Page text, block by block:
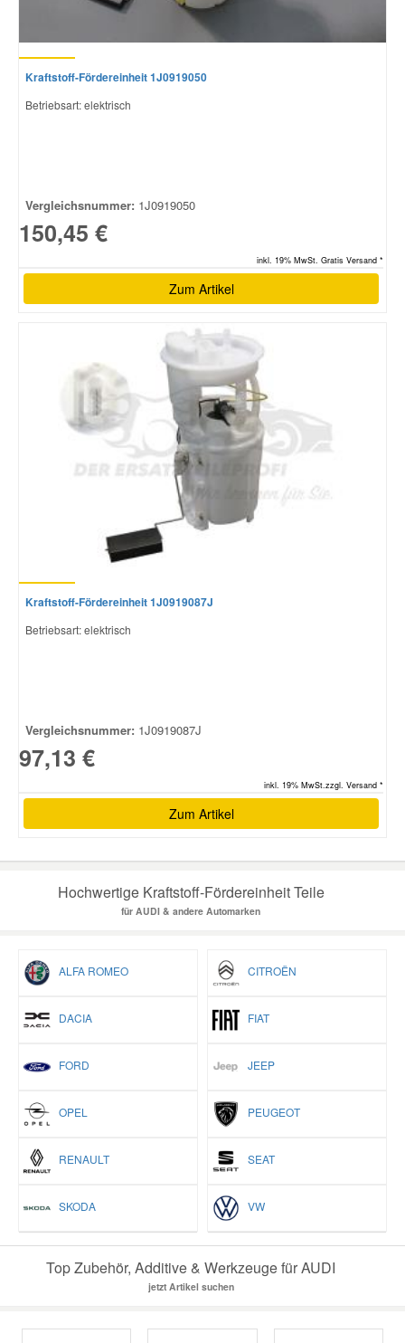
Kraftstoff-Fördereinheit 1J0919050
Betriebsart: elektrisch
Vergleichsnummer: 1J0919050
150,45 €
inkl. 19% MwSt. Gratis Versand *
Zum Artikel
Kraftstoff-Fördereinheit 1J0919087J
Betriebsart: elektrisch
Vergleichsnummer: 1J0919087J
97,13 €
inkl. 19% MwSt.zzgl. Versand *
Zum Artikel
Hochwertige Kraftstoff-Fördereinheit Teile
für AUDI & andere Automarken
ALFA ROMEO CITROËN
DACIA FIAT
FORD JEEP
OPEL PEUGEOT
RENAULT SEAT
SKODA VW
Top Zubehör, Additive & Werkzeuge für AUDI
jetzt Artikel suchen